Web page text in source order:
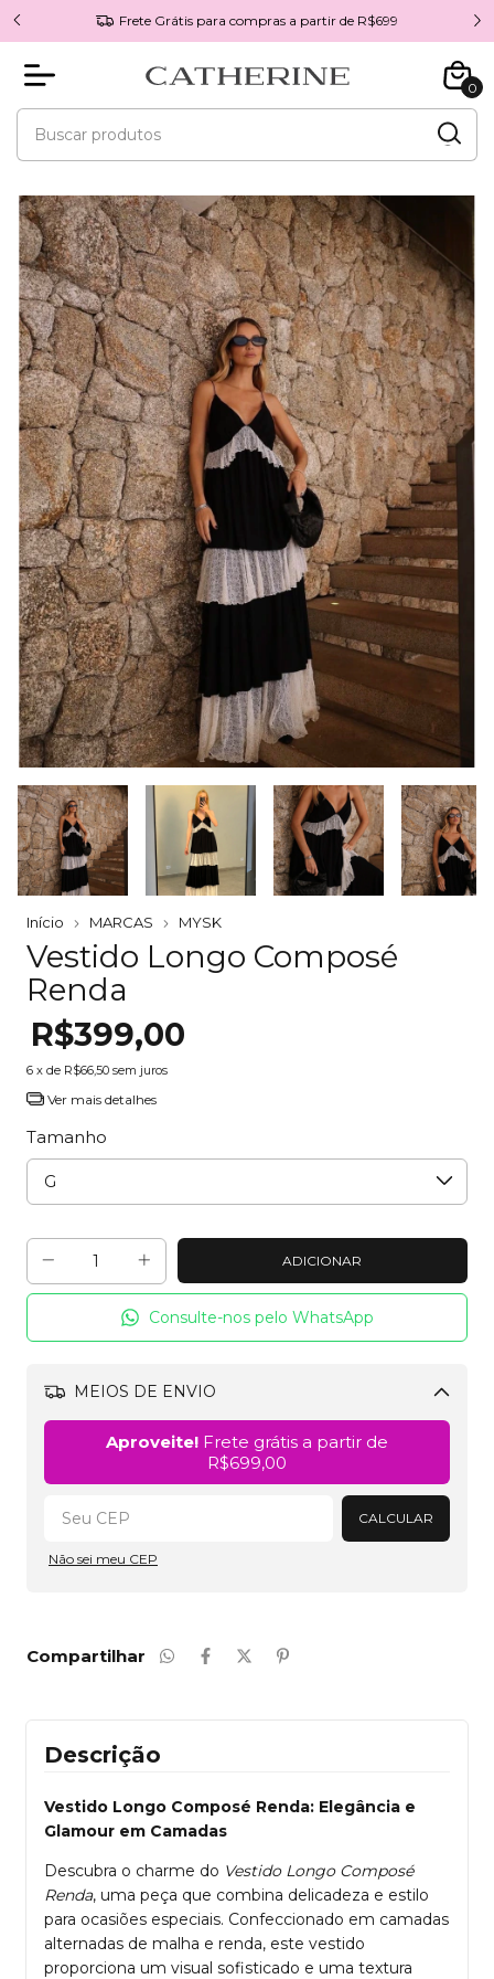
Frete Grátis para compras a partir de R$699
0
Início MARCAS MYSK
Vestido Longo Composé
Renda
R$399,00
6 x de R$66,50 sem juros
Ver mais detalhes
Tamanho
Consulte-nos pelo WhatsApp
MEIOS DE ENVIO
Aproveite! Frete grátis a partir de
R$699,00
CALCULAR
Não sei meu CEP
Compartilhar
Descrição
Vestido Longo Composé Renda: Elegância e
Glamour em Camadas
Descubra o charme do Vestido Longo Composé
Renda, uma peça que combina delicadeza e estilo
para ocasiões especiais. Confeccionado em camadas
alternadas de malha e renda, este vestido
proporciona um visual sofisticado e uma textura